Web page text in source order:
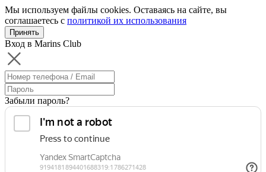
Мы используем файлы cookies. Оставаясь на сайте, вы
соглашаетесь с политикой их использования
Принять
Вход в Marins Club
Забыли пароль?